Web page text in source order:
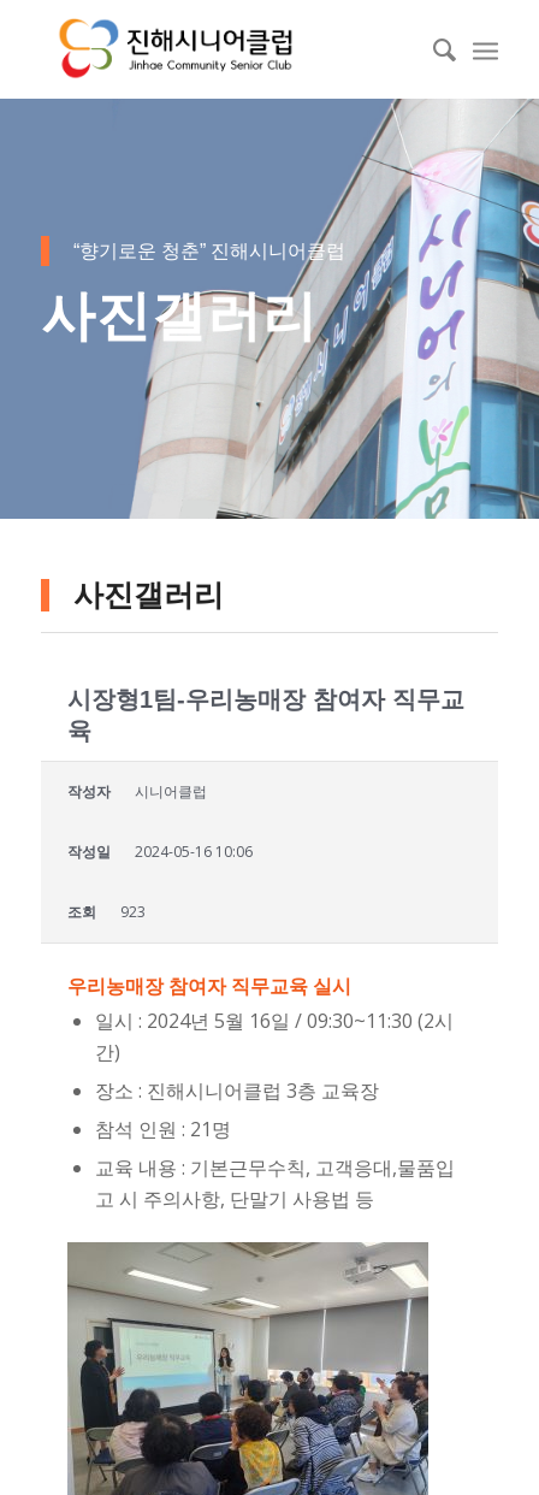
“향기로운 청춘” 진해시니어클럽
사진갤러리
사진갤러리
시장형1팀-우리농매장 참여자 직무교
육
작성자 시니어클럽
작성일 2024-05-16 10:06
조회 923
우리농매장 참여자 직무교육 실시
일시 : 2024년 5월 16일 / 09:30~11:30 (2시
간)
장소 : 진해시니어클럽 3층 교육장
참석 인원 : 21명
교육 내용 : 기본근무수칙, 고객응대,물품입
고 시 주의사항, 단말기 사용법 등